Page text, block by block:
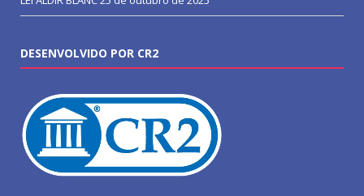
DESENVOLVIDO POR CR2